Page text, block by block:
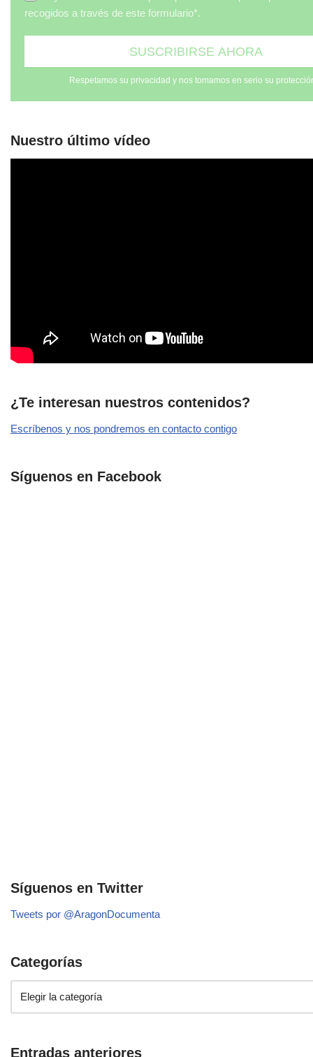
recogidos a través de este formulario*.
Respetamos su privacidad y nos tomamos en serio su
Nuestro último vídeo
¿Te interesan nuestros contenidos?
Escríbenos y nos pondremos en contacto contigo
Síguenos en Facebook
Síguenos en Twitter
Tweets por @AragonDocumenta
Categorías
Entradas anteriores